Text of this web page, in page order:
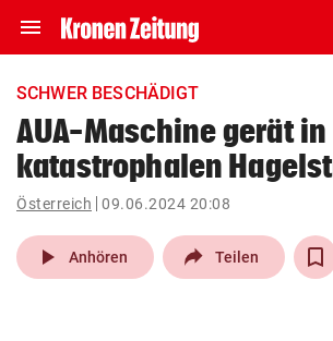
menu Navigation
ein-/ausklappen
account_circle Anmelden
pin_drop
Wien
SCHWER BESCHÄDIGT
AUA-Maschine gerät in
katastrophalen
Österreich 09.06.2024 20:08
play_arrow Anhören Teilen